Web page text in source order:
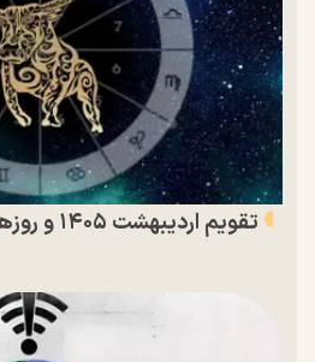
تقویم اردیبهشت ۱۴۰۵ و روز‌های تعطیل این ماه